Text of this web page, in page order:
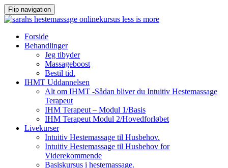
Flip navigation
VidereForside
Behandlinger
Jeg tibyder
Massageboost
Bestil tid.
IHMT Uddannelsen
Alt om IHMT -Sådan bliver du Intuitiv Hestemassage
Terapeut
IHM Terapeut – Modul 1/Basis
IHM Terapeut Modul 2/Hovedforløbet
Livekurser
Intuitiv Hestemassage til Husbehov.
Intuitiv Hestemassage til Husbehov for
Viderekommende
Basiskursus i hestemassage.